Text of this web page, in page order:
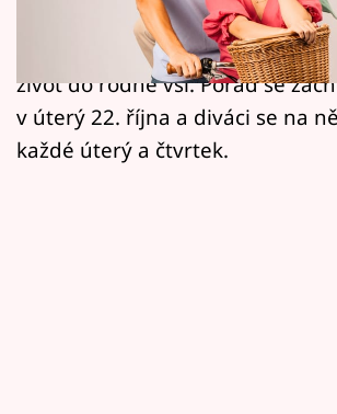
Horoskopy
Sledujte prima+
Filmový festival Karlovy
Kamarádi, který divákům
síle přátelství, osobním růstu a
život do rodné vsi. Pořad se
v úterý 22. října a diváci se na
každé úterý a čtvrtek.